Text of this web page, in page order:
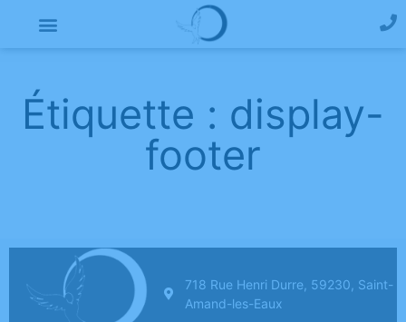
Étiquette : display-
footer
718 Rue Henri Durre, 59230, Saint-
Amand-les-Eaux